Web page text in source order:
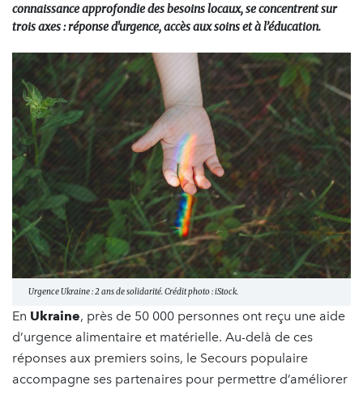
connaissance approfondie des besoins locaux, se concentrent sur
trois axes : réponse d'urgence, accès aux soins et à l’éducation.
Urgence Ukraine : 2 ans de solidarité. Crédit photo : iStock.
En Ukraine, près de 50 000 personnes ont reçu une aide
d’urgence alimentaire et matérielle. Au-delà de ces
réponses aux premiers soins, le Secours populaire
accompagne ses partenaires pour permettre d’améliorer